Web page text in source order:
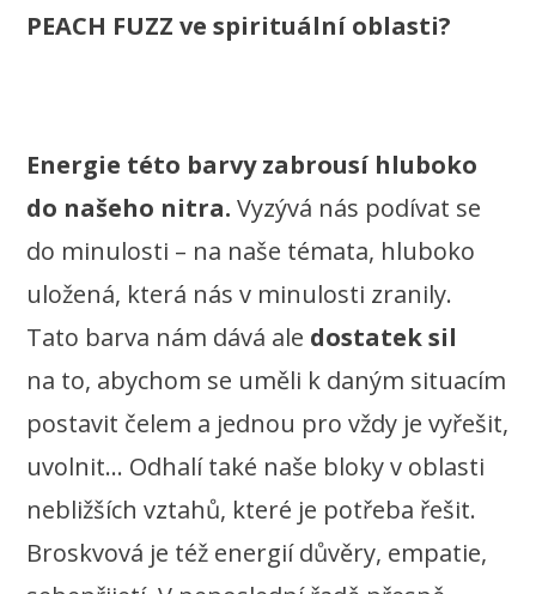
PEACH FUZZ ve spirituální oblasti?
Energie této barvy zabrousí hluboko
do našeho nitra.Vyzývá nás podívat se
do minulosti – na naše témata, hluboko
uložená, která nás v minulosti zranily.
Tato barva nám dává ale dostatek sil
na to, abychom se uměli k daným situacím
postavit čelem a jednou pro vždy je vyřešit,
uvolnit… Odhalí také naše bloky v oblasti
nebližších vztahů, které je potřeba řešit.
Broskvová je též energií důvěry, empatie,